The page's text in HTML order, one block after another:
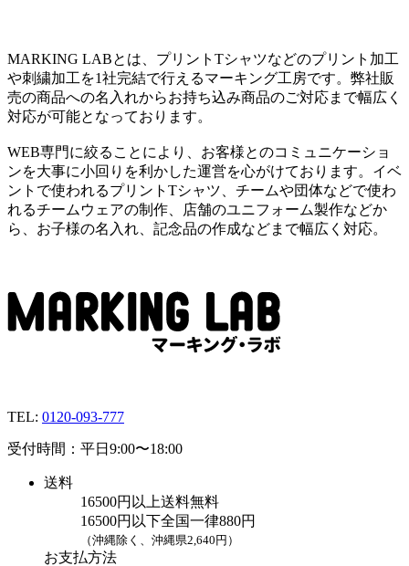
MARKING LABとは、プリントTシャツなどのプリント加工
や刺繍加工を1社完結で行えるマーキング工房です。弊社販
売の商品への名入れからお持ち込み商品のご対応まで幅広く
対応が可能となっております。
WEB専門に絞ることにより、お客様とのコミュニケーショ
ンを大事に小回りを利かした運営を心がけております。イベ
ントで使われるプリントTシャツ、チームや団体などで使わ
れるチームウェアの制作、店舗のユニフォーム製作などか
ら、お子様の名入れ、記念品の作成などまで幅広く対応。
TEL: 0120-093-777
受付時間：平日9:00〜18:00
送料
16500円以上送料無料
16500円以下全国一律880円
（沖縄除く、沖縄県2,640円）
お支払方法